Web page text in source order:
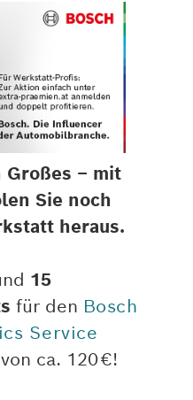
– mit
Sie noch
heraus.
15
für den Bosch
Service
ca. 120 €!